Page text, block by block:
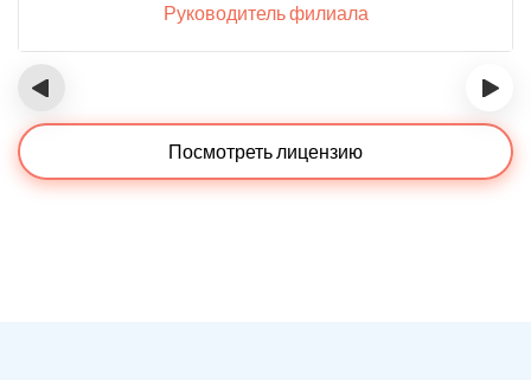
Руководитель филиала
‹ ›
Посмотреть лицензию